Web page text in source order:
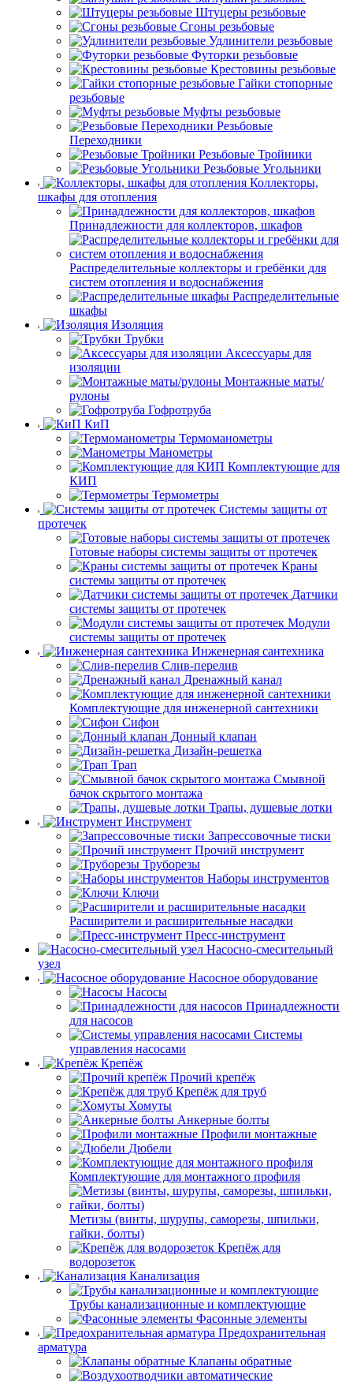
Штуцеры резьбовые
Сгоны резьбовые
Удлинители резьбовые
Футорки резьбовые
Крестовины резьбовые
Гайки стопорные
резьбовые
Муфты резьбовые
Резьбовые
Переходники
Резьбовые Тройники
Резьбовые Угольники
Коллекторы,
шкафы для отопления
Принадлежности для коллекторов, шкафов
Распределительные коллекторы и гребёнки для
систем отопления и водоснабжения
Распределительные
шкафы
Изоляция
Трубки
Аксессуары для
изоляции
Монтажные маты/
рулоны
Гофротруба
КиП
Термоманометры
Манометры
Комплектующие для
КИП
Термометры
Системы защиты от
протечек
Готовые наборы системы защиты от протечек
Краны
системы защиты от протечек
Датчики
системы защиты от протечек
Модули
системы защиты от протечек
Инженерная сантехника
Слив-перелив
Дренажный канал
Комплектующие для инженерной сантехники
Сифон
Донный клапан
Дизайн-решетка
Трап
Смывной
бачок скрытого монтажа
Трапы, душевые лотки
Инструмент
Запрессовочные тиски
Прочий инструмент
Труборезы
Наборы инструментов
Ключи
Расширители и расширительные насадки
Пресс-инструмент
Насосно-смесительный
узел
Насосное оборудование
Насосы
Принадлежности
для насосов
Системы
управления насосами
Крепёж
Прочий крепёж
Крепёж для труб
Хомуты
Анкерные болты
Профили монтажные
Дюбели
Комплектующие для монтажного профиля
Метизы (винты, шурупы, саморезы, шпильки,
гайки, болты)
Крепёж для
водорозеток
Канализация
Трубы канализационные и комплектующие
Фасонные элементы
Предохранительная
арматура
Клапаны обратные